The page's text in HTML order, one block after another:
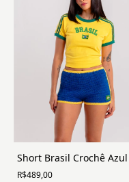
Short Brasil Crochê Azul
R$489,00